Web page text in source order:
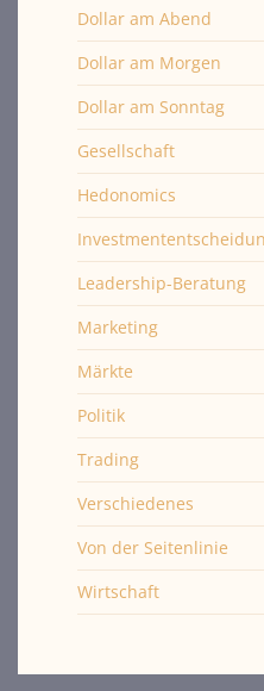
Dollar am Abend
Dollar am Morgen
Dollar am Sonntag
Gesellschaft
Hedonomics
Leadership-Beratung
Marketing
Märkte
Politik
Trading
Verschiedenes
Von der Seitenlinie
Wirtschaft